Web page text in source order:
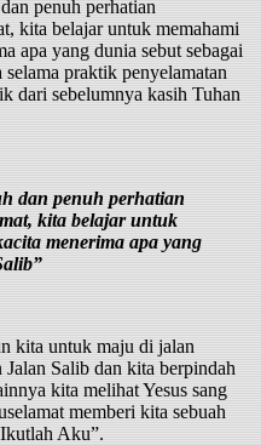
penuh perhatian
kita belajar untuk memahami
apa yang dunia sebut sebagai
praktik penyelamatan
dari sebelumnya kasih Tuhan
dan penuh perhatian
kita belajar untuk
menerima apa yang
kita untuk maju di jalan
Salib dan kita berpindah
kita melihat Yesus sang
memberi kita sebuah
Aku”.